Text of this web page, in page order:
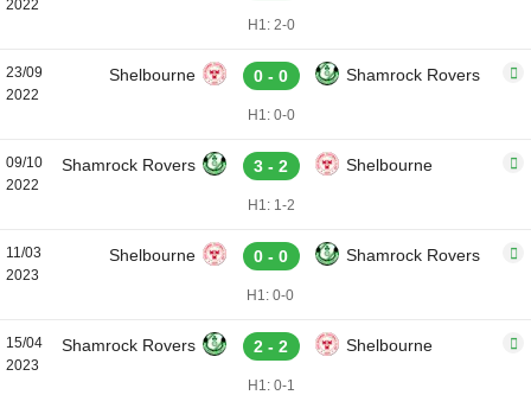
2022
H1: 2-0
23/09
2022
Shelbourne 0 - 0 Shamrock Rovers
H1: 0-0
09/10
2022
Shamrock Rovers 3 - 2 Shelbourne
H1: 1-2
11/03
2023
Shelbourne 0 - 0 Shamrock Rovers
H1: 0-0
15/04
2023
Shamrock Rovers 2 - 2 Shelbourne
H1: 0-1